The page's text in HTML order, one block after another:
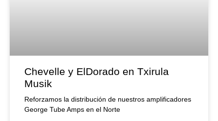
Chevelle y ElDorado en Txirula
Musik
Reforzamos la distribución de nuestros amplificadores
George Tube Amps en el Norte